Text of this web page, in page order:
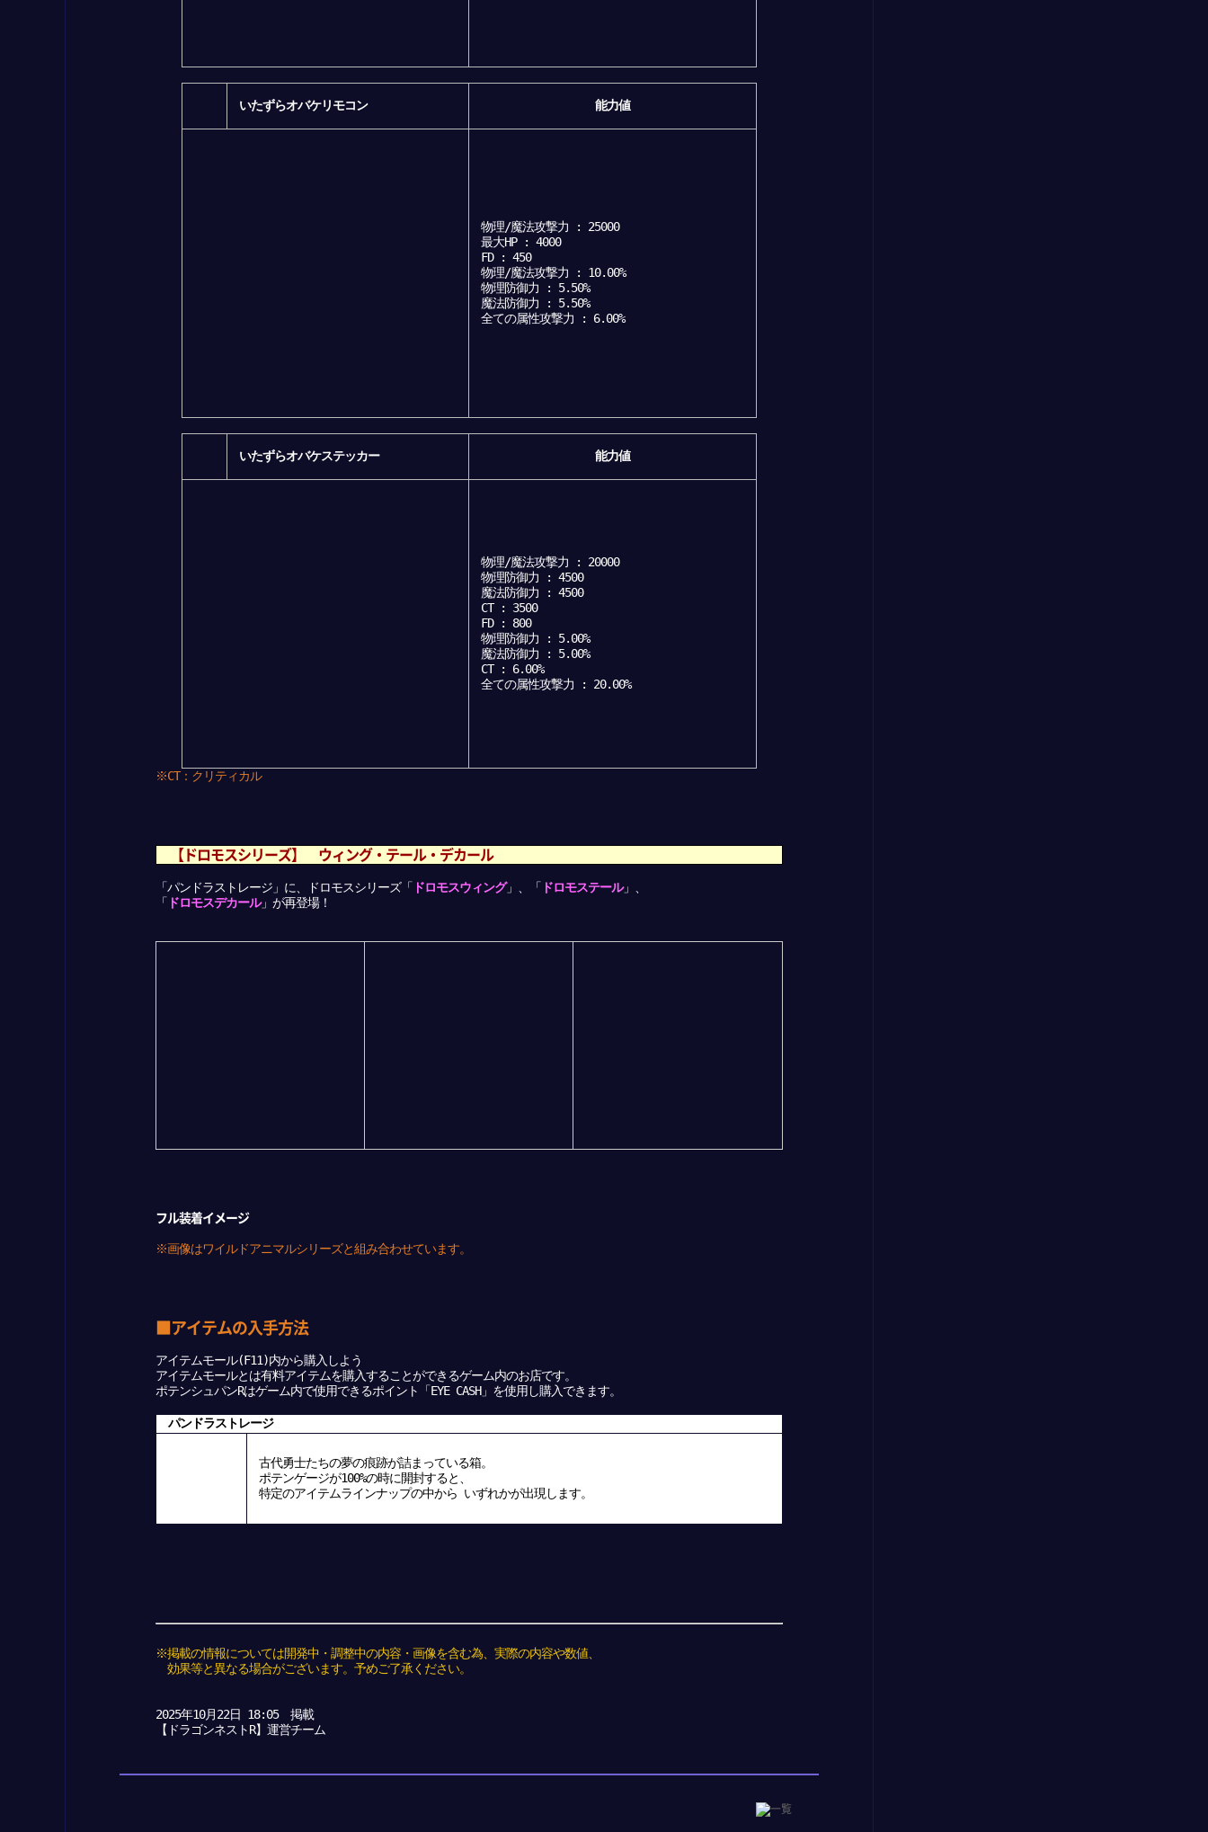
いたずらオバケリモコン 能力値
物理/魔法攻撃力 : 25000
最大HP : 4000
FD : 450
物理/魔法攻撃力 : 10.00%
物理防御力 : 5.50%
魔法防御力 : 5.50%
全ての属性攻撃力 : 6.00%
いたずらオバケステッカー 能力値
物理/魔法攻撃力 : 20000
物理防御力 : 4500
魔法防御力 : 4500
CT : 3500
FD : 800
物理防御力 : 5.00%
魔法防御力 : 5.00%
CT : 6.00%
全ての属性攻撃力 : 20.00%
※CT：クリティカル
【ドロモスシリーズ】 ウィング・テール・デカール
「パンドラストレージ」に、ドロモスシリーズ「 ドロモスウィング」、「 ドロモステール」、
「 ドロモスデカール」が再登場！
フル装着イメージ
※画像はワイルドアニマルシリーズと組み合わせています。
■アイテムの入手方法
アイテムモール(F11)内から購入しよう
アイテムモールとは有料アイテムを購入することができるゲーム内のお店です。
ポテンシュパンRはゲーム内で使用できるポイント「EYE CASH」を使用し購入できます。
パンドラストレージ
古代勇士たちの夢の痕跡が詰まっている箱。
ポテンゲージが100%の時に開封すると、
特定のアイテムラインナップの中から いずれかが出現します。
※掲載の情報については開発中・調整中の内容・画像を含む為、実際の内容や数値、
効果等と異なる場合がございます。予めご了承ください。
2025年10月22日 18:05 掲載
【ドラゴンネストR】運営チーム